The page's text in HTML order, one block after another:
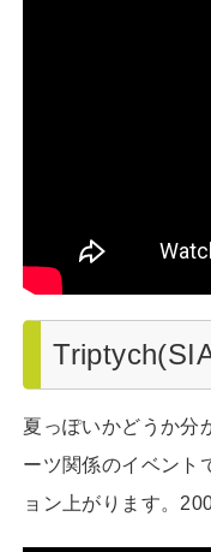
夏っぽいかどうか分
ーツ関係のイベント
ョン上がります。